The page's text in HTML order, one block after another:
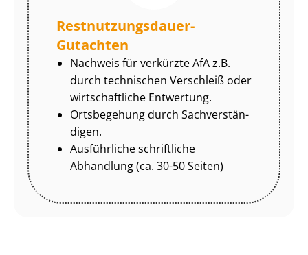
Rest­nut­zungs­dau­er-
Gutachten
Nachweis für verkürzte AfA z.B.
durch technischen Verschleiß oder
wirtschaftliche Entwertung.
Ortsbegehung durch Sach­ver­stän­
di­gen.
Ausführliche schriftliche
Abhandlung (ca. 30-50 Seiten)